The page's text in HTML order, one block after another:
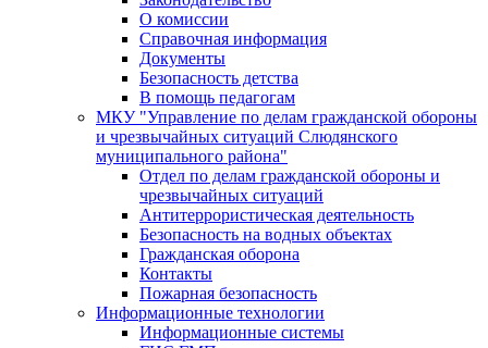
О комиссии
Справочная информация
Документы
Безопасность детства
В помощь педагогам
МКУ "Управление по делам гражданской обороны
и чрезвычайных ситуаций Слюдянского
муниципального района"
Отдел по делам гражданской обороны и
чрезвычайных ситуаций
Антитеррористическая деятельность
Безопасность на водных объектах
Гражданская оборона
Контакты
Пожарная безопасность
Информационные технологии
Информационные системы